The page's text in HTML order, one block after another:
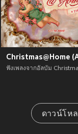
ดาวน์โห